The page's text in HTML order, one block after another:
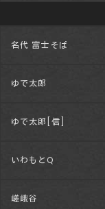
名代 富士そば
ゆで太郎
ゆで太郎[信]
いわもとQ
嵯峨谷